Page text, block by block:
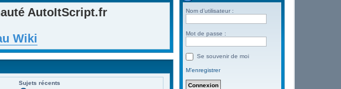
AutoItScript.fr
Wiki
Sujets récents
Nom d’utilisateur :
Mot de passe :
Se souvenir de moi
M’enregistrer